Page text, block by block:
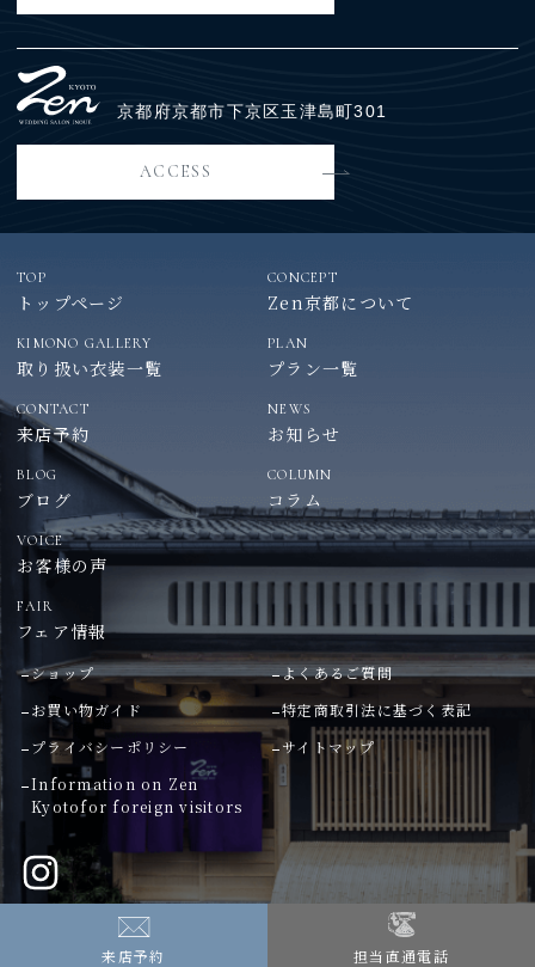
来店予約 担当直通電話
京都府京都市下京区玉津島町301
ACCESS
TOP
トップページ
CONCEPT
Zen京都について
KIMONO GALLERY
取り扱い衣装一覧
PLAN
プラン一覧
CONTACT
来店予約
NEWS
お知らせ
BLOG
ブログ
COLUMN
コラム
VOICE
お客様の声
FAIR
フェア情報
ショップ
よくあるご質問
お買い物ガイド
特定商取引法に基づく表記
プライバシーポリシー
サイトマップ
Information on Zen
Kyotofor foreign visitors
Copyright © Zen Kyoto